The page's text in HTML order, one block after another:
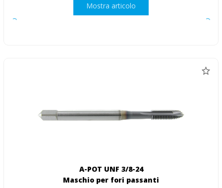
Mostra articolo
A-POT UNF 3/8-24
Maschio per fori passanti